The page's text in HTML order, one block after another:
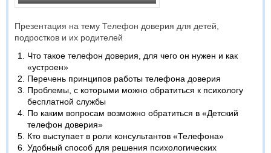
Презентация на тему Телефон доверия для детей,
подростков и их родителей
Что такое телефон доверия, для чего он нужен и как
«устроен»
Перечень принципов работы телефона доверия
Проблемы, с которыми можно обратиться к психологу
бесплатной службы
По каким вопросам возможно обратиться в «Детский
телефон доверия»
Кто выступает в роли консультантов «Телефона»
Удобный способ для решения психологических